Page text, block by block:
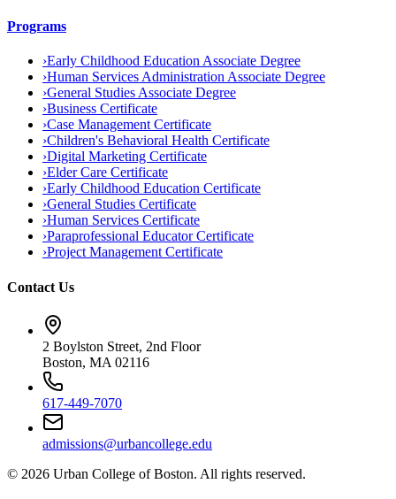
Programs
›Early Childhood Education Associate Degree
›Human Services Administration Associate Degree
›General Studies Associate Degree
›Business Certificate
›Case Management Certificate
›Children's Behavioral Health Certificate
›Digital Marketing Certificate
›Elder Care Certificate
›Early Childhood Education Certificate
›General Studies Certificate
›Human Services Certificate
›Paraprofessional Educator Certificate
›Project Management Certificate
Contact Us
2 Boylston Street, 2nd Floor
Boston, MA 02116
617-449-7070
admissions@urbancollege.edu
© 2026 Urban College of Boston. All rights reserved.